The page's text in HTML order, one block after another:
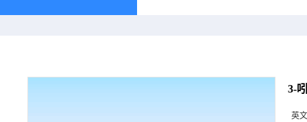
3-
英